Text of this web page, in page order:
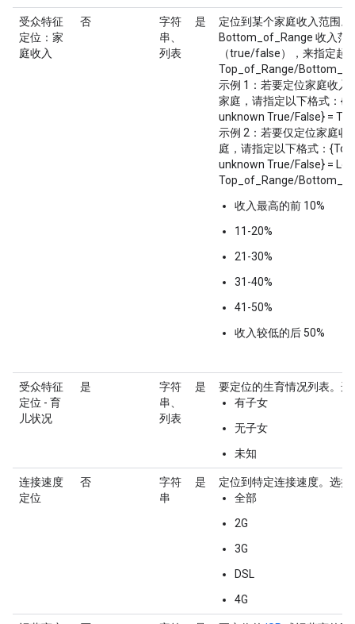
受众特征
定位：家
庭收入
否
字符
串、
列表
是
定位到某个家庭收入范围
Bottom_of_Range 收入范
（true/false），来指定起
Top_of_Range/
示例 1：若要定位家庭收入
家庭，请指定以下格式：
unknown True/False} =
示例 2：若要仅定位家庭收
庭，请指定以下格式：
unknown True/False} =
Top_of_Range/
收入最高的前 10%
11-20%
21-30%
31-40%
41-50%
收入较低的后 50%
受众特征
定位 - 育
儿状况
是
字符
串、
列表
是
要定位的生育情况列表。
有子女
无子女
未知
连接速度
定位
否
字符
串
是
定位到特定连接速度。选
全部
2G
3G
DSL
4G